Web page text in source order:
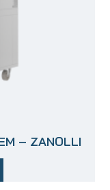
– ZANOLLI